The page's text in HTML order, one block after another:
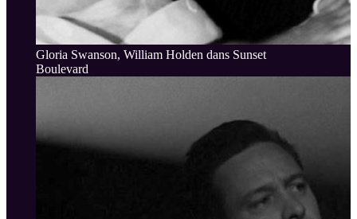
Gloria Swanson, William Holden dans Sunset
Boulevard